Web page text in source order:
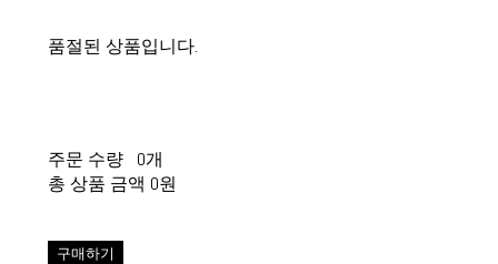
품절된 상품입니다.
주문 수량
0개
총 상품 금액 0원
구매하기